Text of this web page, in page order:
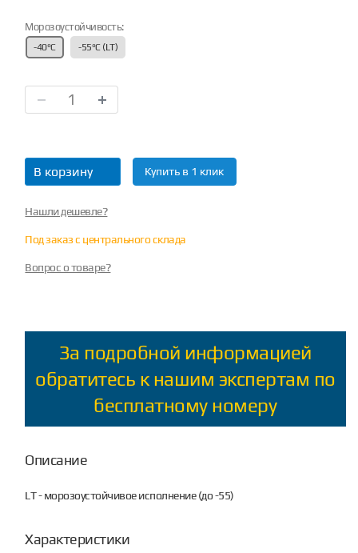
Морозоустойчивость:
-40°С -55°С (LT)
В корзину Купить в 1 клик
Нашли дешевле?
Под заказ с центрального склада
Вопрос о товаре?
За подробной информацией
обратитесь к нашим экспертам по
бесплатному номеру
Описание
LT - морозоустойчивое исполнение (до -55)
Характеристики